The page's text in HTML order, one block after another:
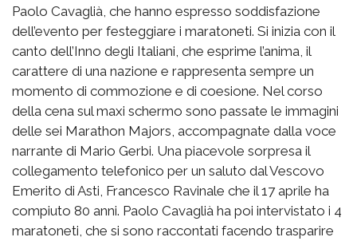
Paolo Cavaglià, che hanno espresso soddisfazione
dell’evento per festeggiare i maratoneti. Si inizia con il
canto dell’Inno degli Italiani, che esprime l’anima, il
carattere di una nazione e rappresenta sempre un
momento di commozione e di coesione. Nel corso
della cena sul maxi schermo sono passate le immagini
delle sei Marathon Majors, accompagnate dalla voce
narrante di Mario Gerbi. Una piacevole sorpresa il
collegamento telefonico per un saluto dal Vescovo
Emerito di Asti, Francesco Ravinale che il 17 aprile ha
compiuto 80 anni. Paolo Cavaglià ha poi intervistato i 4
maratoneti, che si sono raccontati facendo trasparire